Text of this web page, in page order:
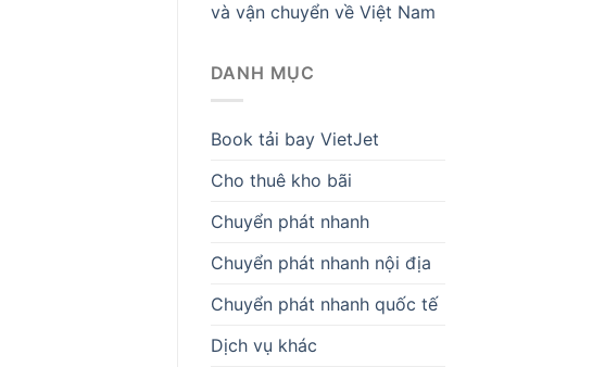
và vận chuyển về Việt Nam
DANH MỤC
Book tải bay VietJet
Cho thuê kho bãi
Chuyển phát nhanh
Chuyển phát nhanh nội địa
Chuyển phát nhanh quốc tế
Dịch vụ khác